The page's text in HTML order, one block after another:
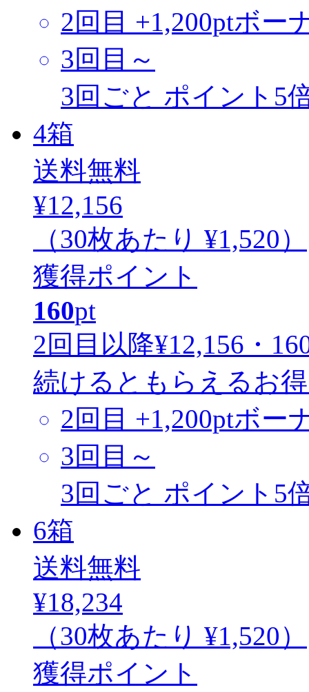
2回目 +1,200ptボー
3回目～
3回ごと ポイント5
4箱
送料無料
¥12,156
（30枚あたり ¥1,520）
獲得ポイント
160pt
2回目以降¥12,156・
続けるともらえるお
2回目 +1,200ptボー
3回目～
3回ごと ポイント5
6箱
送料無料
¥18,234
（30枚あたり ¥1,520）
獲得ポイント